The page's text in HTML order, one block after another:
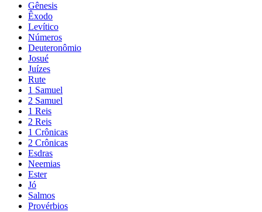
Gênesis
Êxodo
Levítico
Números
Deuteronômio
Josué
Juízes
Rute
1 Samuel
2 Samuel
1 Reis
2 Reis
1 Crônicas
2 Crônicas
Esdras
Neemias
Ester
Jó
Salmos
Provérbios